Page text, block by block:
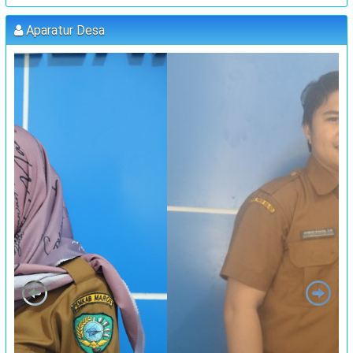
Koordinator : MUHAMMAD AGUS, S.Pd (kETUA BPD)
PELATIHAN FORUM DISABILITAS T.A 2023
Waktu
MUSRENBANG DESA
Waktu
Lokasi Kantor Desa Sambueja
Koordinator JUFRI
"MUSYAWARAH DESA"
Waktu 25 September 2023 13:00:00
Lokasi : Kantor Desa Sambueja
Koordinator
Aparatur Desa